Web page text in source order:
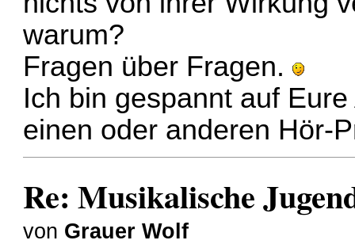
warum?
Fragen über Fragen.
Ich bin gespannt auf
einen oder anderen Hör-
Re: Musikalische
von Grauer Wolf